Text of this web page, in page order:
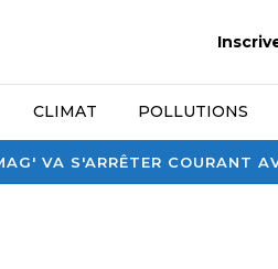
VA S'ARRÊTER COURANT
CLIMAT POLLUTIONS